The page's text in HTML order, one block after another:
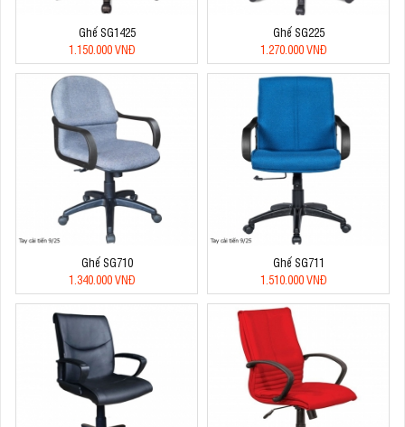
Ghế SG1425
1.150.000 VNĐ
Ghế SG225
1.270.000 VNĐ
Ghế SG710
1.340.000 VNĐ
Ghế SG711
1.510.000 VNĐ